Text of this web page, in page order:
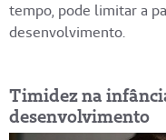
tempo, pode limitar a
desenvolvimento.
Timidez na
desenvolvimento